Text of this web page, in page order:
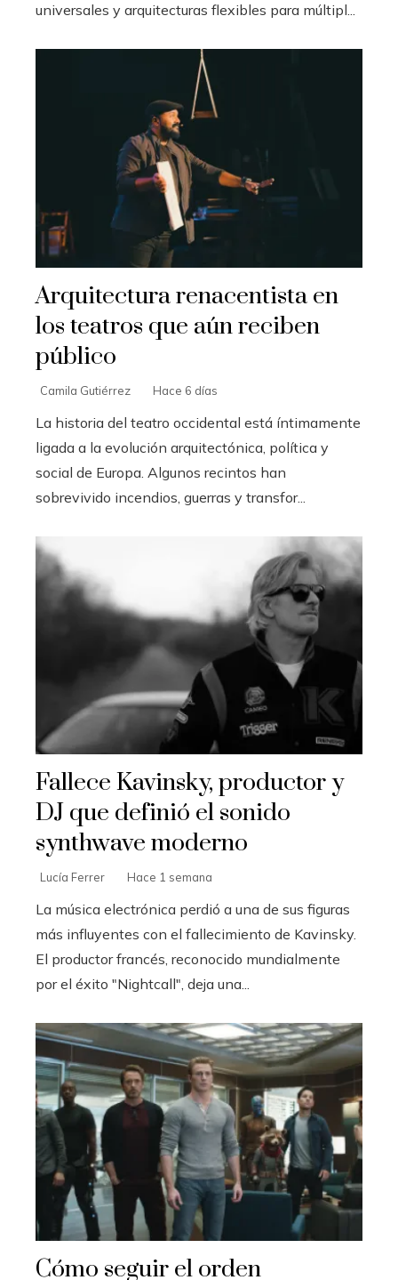
universales y arquitecturas flexibles para múltipl...
Arquitectura renacentista en
los teatros que aún reciben
público
Camila Gutiérrez Hace 6 días
La historia del teatro occidental está íntimamente
ligada a la evolución arquitectónica, política y
social de Europa. Algunos recintos han
sobrevivido incendios, guerras y transfor...
Fallece Kavinsky, productor y
DJ que definió el sonido
synthwave moderno
Lucía Ferrer Hace 1 semana
La música electrónica perdió a una de sus figuras
más influyentes con el fallecimiento de Kavinsky.
El productor francés, reconocido mundialmente
por el éxito "Nightcall", deja una...
Cómo seguir el orden